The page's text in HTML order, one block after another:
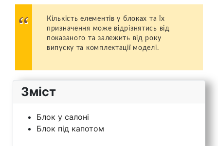
Кількість елементів у блоках та їх
призначення може відрізнятись від
показаного та залежить від року
випуску та комплектації моделі.
Зміст
Блок у салоні
Блок під капотом